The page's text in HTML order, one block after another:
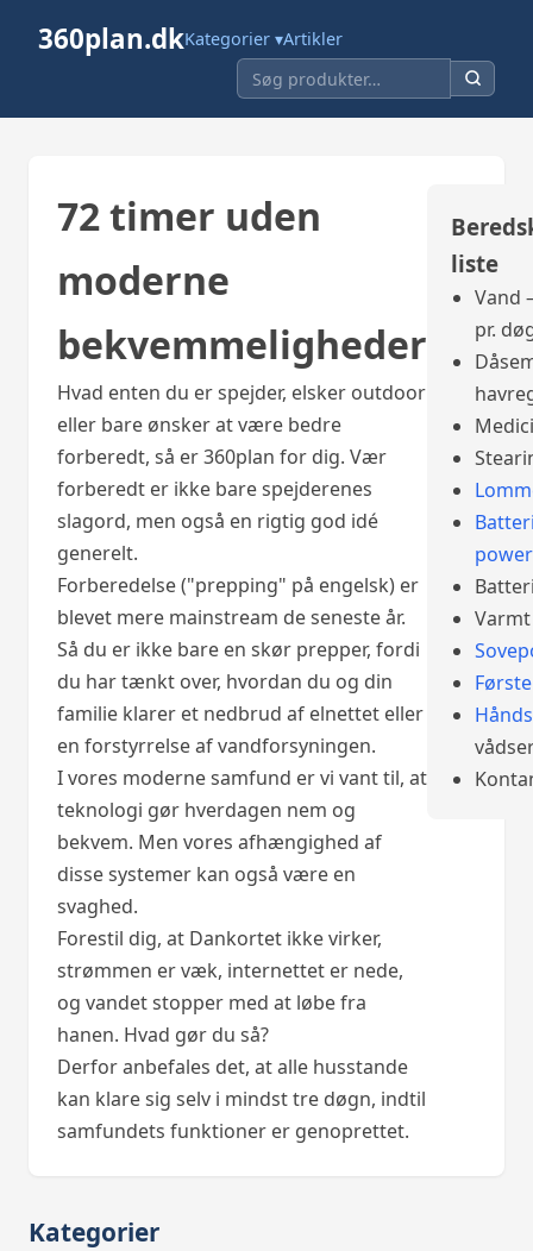
360plan.dkKategorier ▾Artikler
72 timer uden
moderne
bekvemmeligheder
Hvad enten du er spejder, elsker outdoor
eller bare ønsker at være bedre
forberedt, så er 360plan for dig. Vær
forberedt er ikke bare spejderenes
slagord, men også en rigtig god idé
generelt.
Forberedelse ("prepping" på engelsk) er
blevet mere mainstream de seneste år.
Så du er ikke bare en skør prepper, fordi
du har tænkt over, hvordan du og din
familie klarer et nedbrud af elnettet eller
en forstyrrelse af vandforsyningen.
I vores moderne samfund er vi vant til, at
teknologi gør hverdagen nem og
bekvem. Men vores afhængighed af
disse systemer kan også være en
svaghed.
Forestil dig, at Dankortet ikke virker,
strømmen er væk, internettet er nede,
og vandet stopper med at løbe fra
hanen. Hvad gør du så?
Derfor anbefales det, at alle husstande
kan klare sig selv i mindst tre døgn, indtil
samfundets funktioner er genoprettet.
liste
Vand
pr.
Kategorier